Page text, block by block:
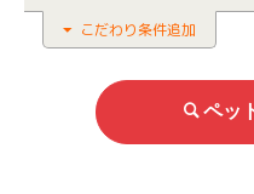
こだわり条件追加